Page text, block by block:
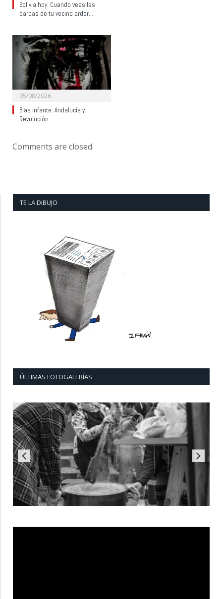
Bolivia hoy: Cuando veas las
barbas de tu vecino arder…
05/08/2026
Blas Infante: Andalucía y
Revolución.
Comments are closed.
TE LA DIBUJO
ÚLTIMAS FOTOGALERÍAS